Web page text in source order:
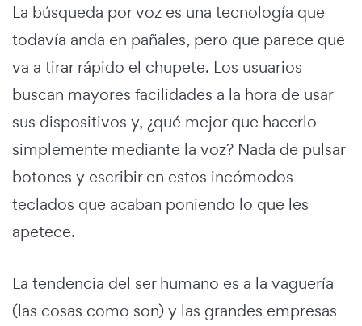
La búsqueda por voz es una tecnología que
todavía anda en pañales, pero que parece que
va a tirar rápido el chupete. Los usuarios
buscan mayores facilidades a la hora de usar
sus dispositivos y, ¿qué mejor que hacerlo
simplemente mediante la voz? Nada de pulsar
botones y escribir en estos incómodos
teclados que acaban poniendo lo que les
apetece.
La tendencia del ser humano es a la vaguería
(las cosas como son) y las grandes empresas